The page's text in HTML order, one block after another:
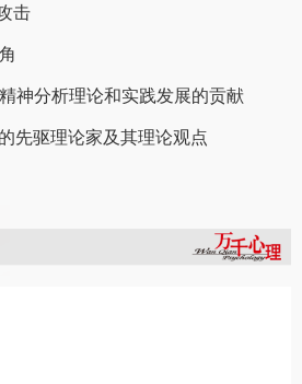
击
神分析理论和实践发展的贡献
先驱理论家及其理论观点